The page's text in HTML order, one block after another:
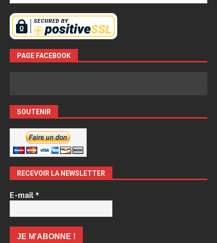
PAGE FACEBOOK
SOUTENIR
RECEVOIR LA NEWSLETTER
E-mail*